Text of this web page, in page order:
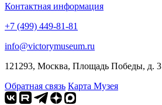
Контактная информация
+7 (499) 449-81-81
info@victorymuseum.ru
121293, Москва, Площадь Победы, д. 3
Обратная связь Карта Музея